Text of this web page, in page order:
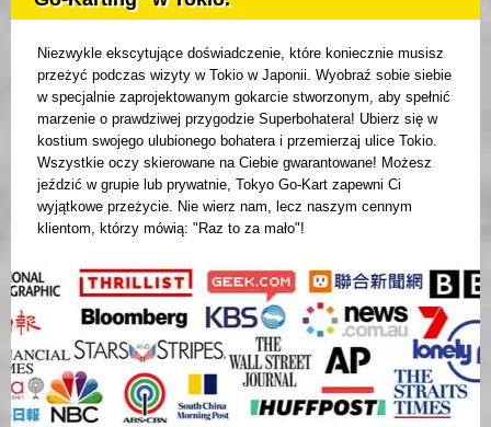
Niezwykle ekscytujące doświadczenie, które koniecznie musisz
przeżyć podczas wizyty w Tokio w Japonii. Wyobraź sobie siebie
w specjalnie zaprojektowanym gokarcie stworzonym, aby spełnić
marzenie o prawdziwej przygodzie Superbohatera! Ubierz się w
kostium swojego ulubionego bohatera i przemierzaj ulice Tokio.
Wszystkie oczy skierowane na Ciebie gwarantowane! Możesz
jeździć w grupie lub prywatnie, Tokyo Go-Kart zapewni Ci
wyjątkowe przeżycie. Nie wierz nam, lecz naszym cennym
klientom, którzy mówią: "Raz to za mało"!